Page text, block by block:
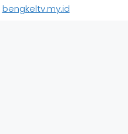
bengkeltv.my.id